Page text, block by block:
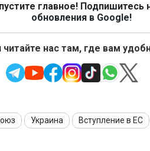
главное! Подпишитесь
обновления в Google!
читайте нас там, где вам
Украина Вступление в ЕС